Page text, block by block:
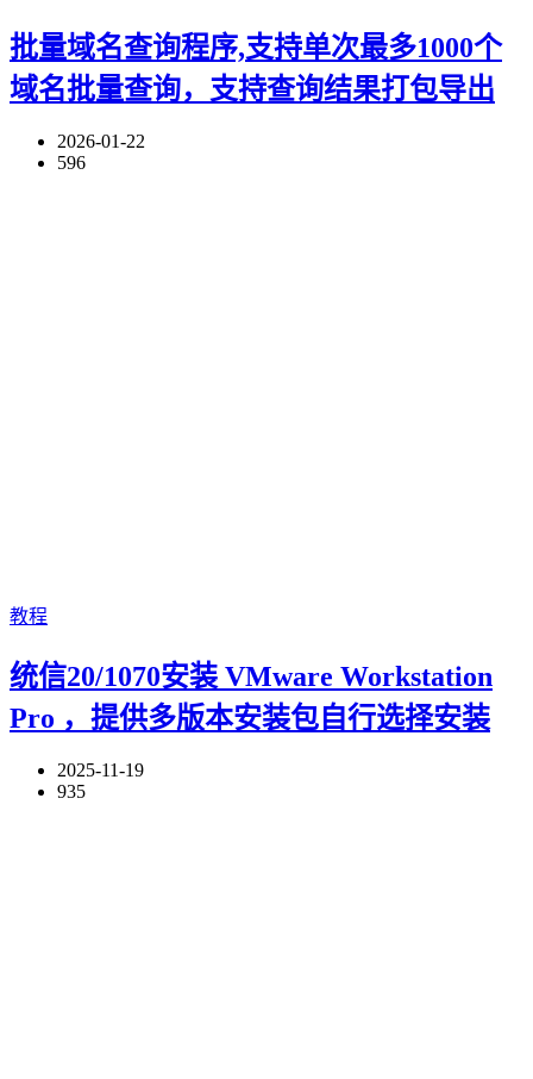
批量域名查询程序,支持单次最多1000个
域名批量查询，支持查询结果打包导出
2026-01-22
596
教程
统信20/1070安装 VMware Workstation
Pro ，提供多版本安装包自行选择安装
2025-11-19
935